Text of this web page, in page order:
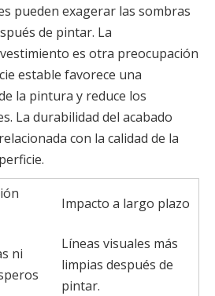
pueden exagerar las sombras
de pintar. La
es otra preocupación
estable favorece una
la pintura y reduce los
La durabilidad del acabado
con la calidad de la
Impacto a largo plazo
ni
Líneas visuales más
limpias después de
pintar.